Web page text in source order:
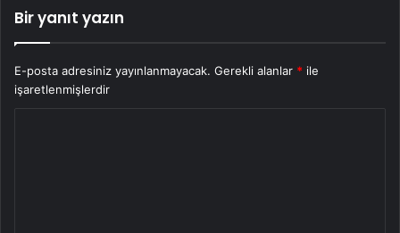
Bir yanıt yazın
E-posta adresiniz yayınlanmayacak. Gerekli alanlar * ile
işaretlenmişlerdir